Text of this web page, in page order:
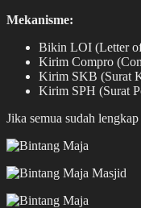
Mekanisme:
Bikin LOI (Letter
Kirim Compro
Kirim SKB (Surat
Kirim SPH (Surat
Jika semua sudah